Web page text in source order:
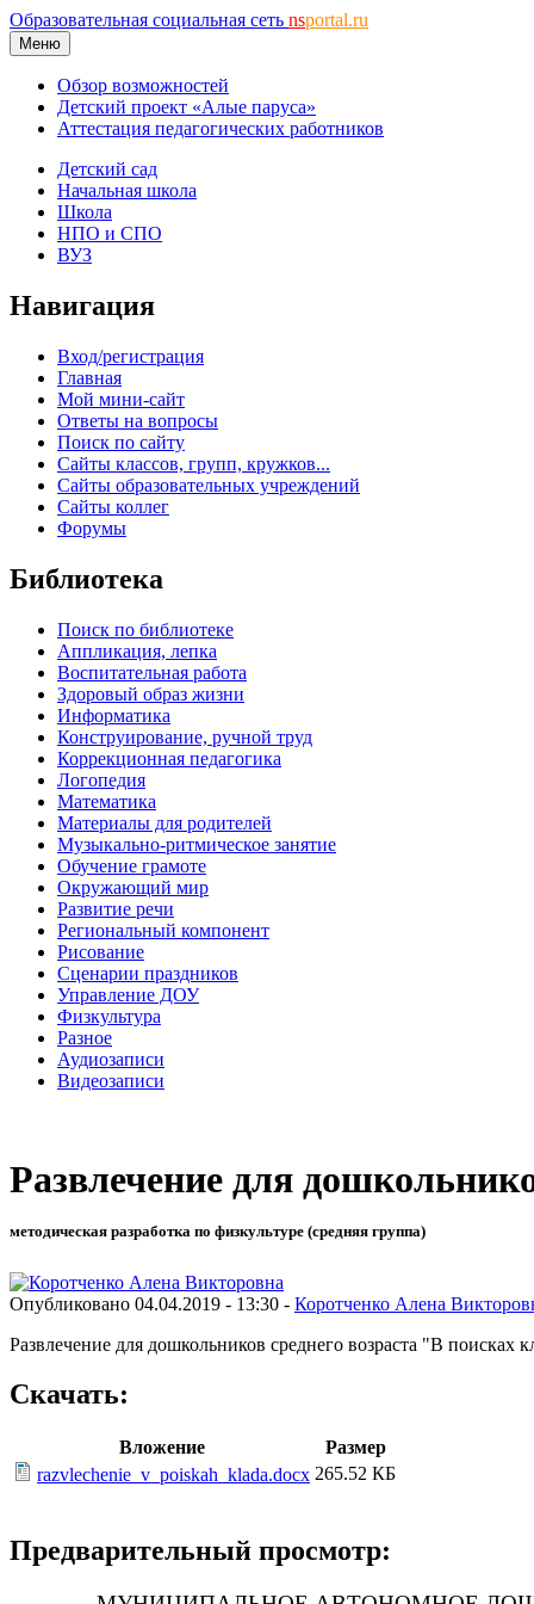
Образовательная социальная сеть nsportal.ru
Меню
Обзор возможностей
Детский проект «Алые паруса»
Аттестация педагогических работников
Детский сад
Начальная школа
Школа
НПО и СПО
ВУЗ
Навигация
Вход/регистрация
Главная
Мой мини-сайт
Ответы на вопросы
Поиск по сайту
Сайты классов, групп, кружков...
Сайты образовательных учреждений
Сайты коллег
Форумы
Библиотека
Поиск по библиотеке
Аппликация, лепка
Воспитательная работа
Здоровый образ жизни
Информатика
Конструирование, ручной труд
Коррекционная педагогика
Логопедия
Математика
Материалы для родителей
Музыкально-ритмическое занятие
Обучение грамоте
Окружающий мир
Развитие речи
Региональный компонент
Рисование
Сценарии праздников
Управление ДОУ
Физкультура
Разное
Аудиозаписи
Видеозаписи
Развлечение для
методическая разработка по физкультуре (средняя группа)
Опубликовано 04.04.2019 - 13:30 - Коротченко Алена
Развлечение для дошкольников среднего возраста "В поисках
Скачать:
Вложение
Размер
razvlechenie_v_poiskah_klada.docx 265.52 КБ
Предварительный просмотр: